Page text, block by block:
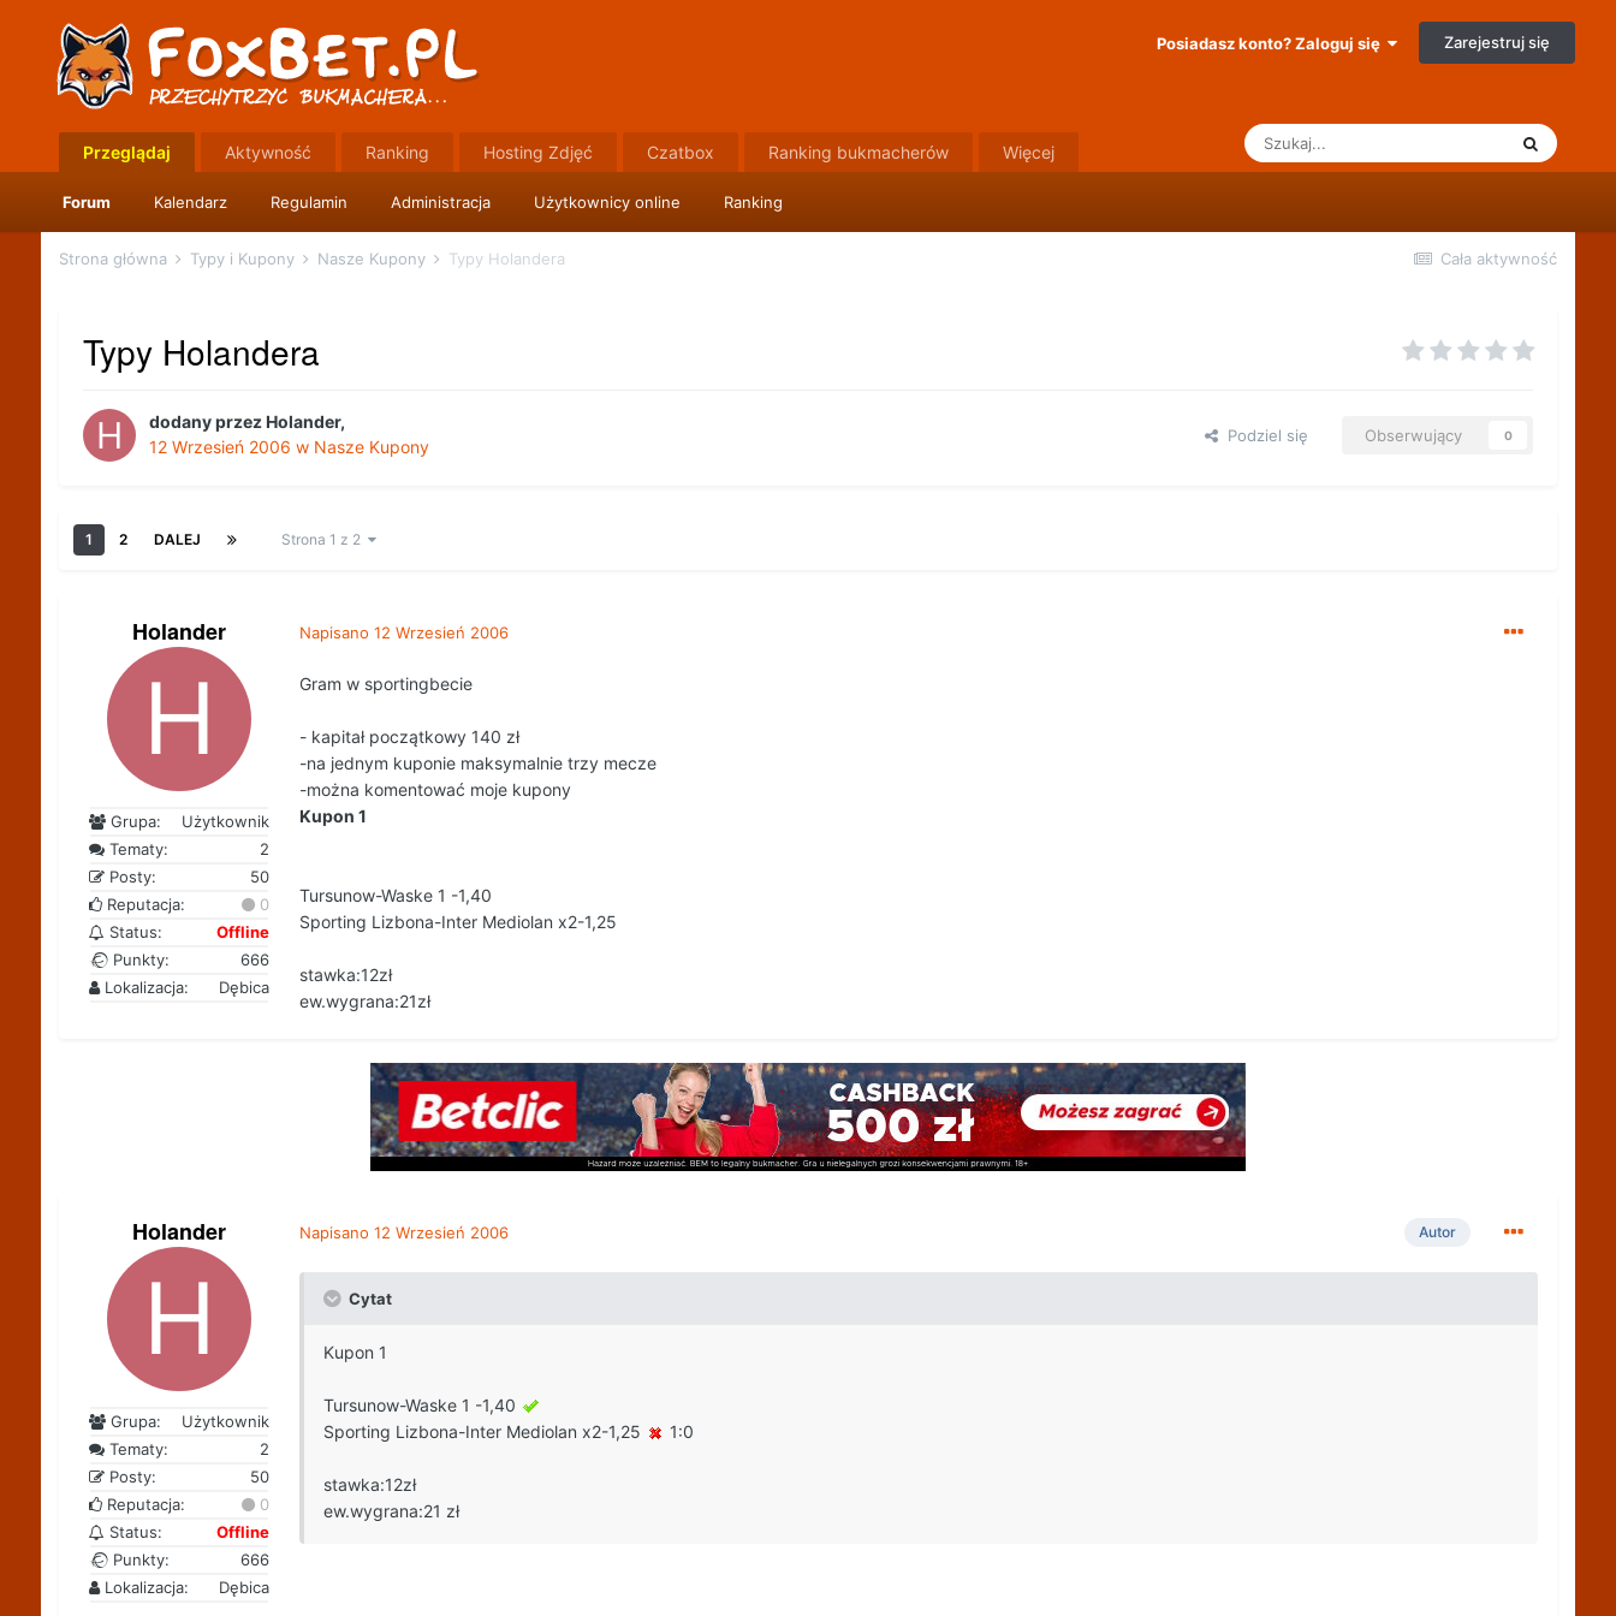
Posiadasz konto? Zaloguj się Zarejestruj się
Przeglądaj
Forum Kalendarz Regulamin Administracja Użytkownicy online Ranking
Aktywność Ranking Hosting Zdjęć Czatbox Ranking bukmacherów Więcej
Cała aktywność
Strona główna Typy i Kupony Nasze Kupony Typy Holandera
Typy Holandera
dodany przezHolander,
12 Wrzesień 2006 w Nasze Kupony
Podziel się Obserwujący 0
1 2 DALEJ Strona 1 z 2
Holander
Grupa:
Użytkownik
Tematy:
2
Posty:
50
Reputacja:
0
Status:
Offline
Punkty:
666
Lokalizacja:
Dębica
Napisano 12 Wrzesień 2006
Gram w sportingbecie
- kapitał początkowy 140 zł
-na jednym kuponie maksymalnie trzy mecze
-można komentować moje kupony
Kupon 1
Tursunow-Waske 1 -1,40
Sporting Lizbona-Inter Mediolan x2-1,25
stawka:12zł
ew.wygrana:21zł
Holander
Grupa:
Użytkownik
Tematy:
2
Posty:
50
Reputacja:
0
Status:
Offline
Punkty:
666
Lokalizacja:
Dębica
Autor
Napisano 12 Wrzesień 2006
Cytat
Kupon 1
Tursunow-Waske 1 -1,40
Sporting Lizbona-Inter Mediolan x2-1,25
1:0
stawka:12zł
ew.wygrana:21 zł